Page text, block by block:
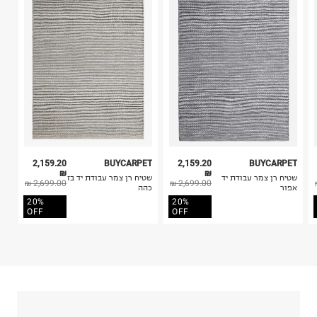
4. לא ניתן להחזיר ויטמינים ותוספי תזונה.
5. יש להחזיר את כל הפריטים עם התוויות.
6. נעליים ניתן להחזיר רק בקופסתם המקורית בלבד.
השחפים 40, רעננה.
ח.פ. 512008939
2,159.20
₪
2,699.00 ₪
20%
OFF
BUYCARPET
שטיח רן צמר עבודת יד בז
כהה
2,159.20
₪
2,699.00 ₪
20%
OFF
BUYCARPET
שטיח רן צמר עבודת יד
אפור